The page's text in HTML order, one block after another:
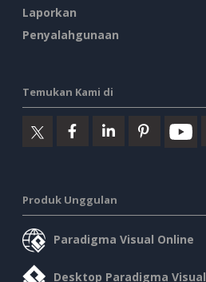
Laporkan
Penyalahgunaan
Temukan Kami di
Produk Unggulan
Paradigma Visual Online
Desktop Paradigma Visual